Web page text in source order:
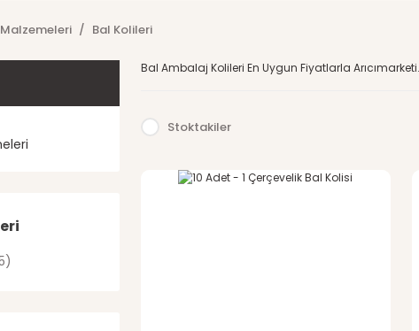
Bal Kolileri
Bal Ambalaj Kolileri En Uygun Fiyatlarla
Stoktakiler